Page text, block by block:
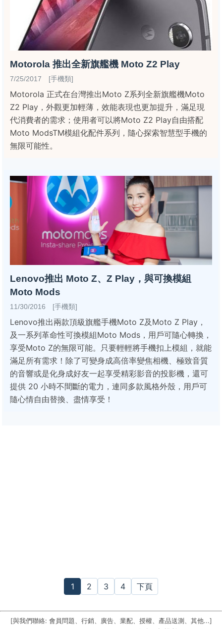
Motorola 推出全新旗艦機 Moto Z2 Play
7/25/2017 [手機類]
Motorola 正式在台灣推出Moto Z系列全新旗艦機Moto
Z2 Play，外觀更加輕薄，效能表現也更加提升，滿足現
代消費者的需求；使用者可以將Moto Z2 Play自由搭配
Moto ModsTM模組化配件系列，隨心探索智慧型手機的
無限可能性。
Lenovo推出 Moto Z、Z Play，與可換模組
Moto Mods
11/30/2016 [手機類]
Lenovo推出兩款頂級旗艦手機Moto Z及Moto Z Play，
及一系列革命性可換模組Moto Mods，用戶可隨心轉換，
享受Moto Z的無限可能。只要輕輕將手機扣上模組，就能
滿足所有需求！除了可變身成高倍率變焦相機、極致音質
的音響或是化身成好友一起享受精彩影音的投影機，還可
提供 20 小時不間斷的電力，連同多款風格外殼，用戶可
隨心情自由替換、盡情享受！
1 2 3 4 下頁
[與我們聯絡: 會員問題、行銷、廣告、業配、授權、產品送測、其他...]